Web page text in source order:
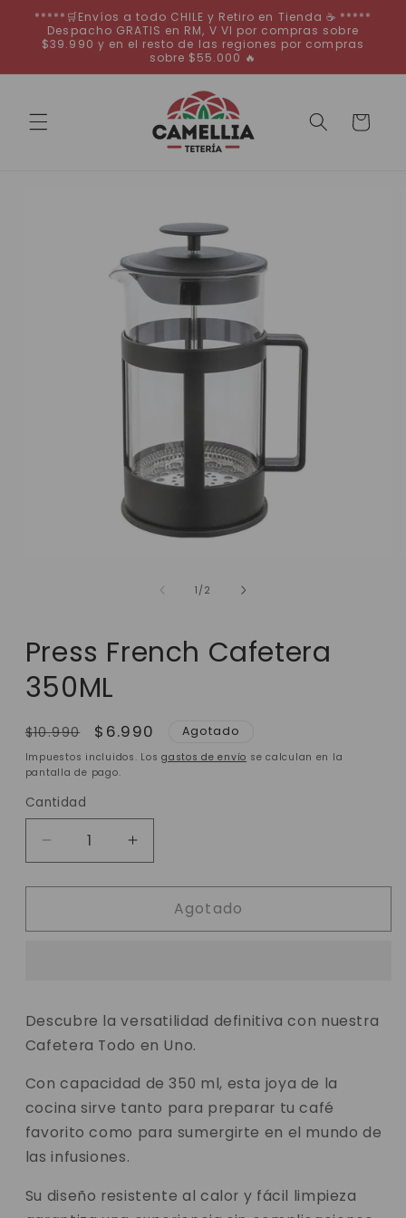
directamente
al contenido
*****🛒Envíos a todo CHILE y Retiro en Tienda ☕ *****
Despacho GRATIS en RM, V VI por compras sobre
$39.990 y en el resto de las regiones por compras
sobre $55.000 🔥
Carrito
1 /de
2
Press French Cafetera
350ML
Precio
habitual
$10.990
Precio
de
oferta
$6.990 Agotado
Impuestos incluidos. Losgastos de envío se calculan en la
pantalla de pago.
Cantidad
Reducir
cantidad
para
French
Aumentar
cantidad
para
Press
French
Agotado
Descubre la versatilidad definitiva con nuestra
Cafetera Todo en Uno.
Con capacidad de 350 ml, esta joya de la
cocina sirve tanto para preparar tu café
favorito como para sumergirte en el mundo de
las infusiones.
Su diseño resistente al calor y fácil limpieza